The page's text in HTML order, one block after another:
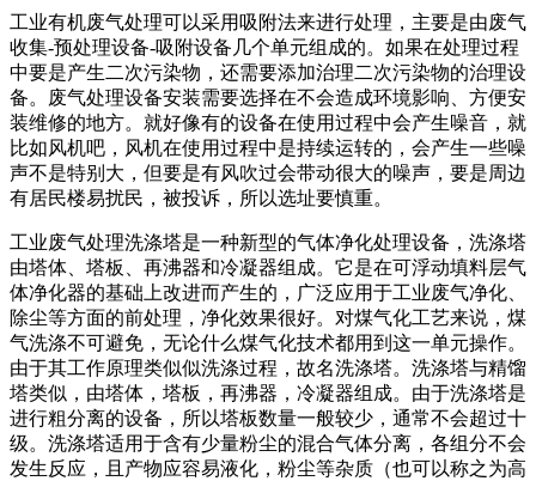
工业有机废气处理可以采用吸附法来进行处理，主要是由废气
收集-预处理设备-吸附设备几个单元组成的。如果在处理过程
中要是产生二次污染物，还需要添加治理二次污染物的治理设
备。废气处理设备安装需要选择在不会造成环境影响、方便安
装维修的地方。就好像有的设备在使用过程中会产生噪音，就
比如风机吧，风机在使用过程中是持续运转的，会产生一些噪
声不是特别大，但要是有风吹过会带动很大的噪声，要是周边
有居民楼易扰民，被投诉，所以选址要慎重。
工业废气处理洗涤塔是一种新型的气体净化处理设备，洗涤塔
由塔体、塔板、再沸器和冷凝器组成。它是在可浮动填料层气
体净化器的基础上改进而产生的，广泛应用于工业废气净化、
除尘等方面的前处理，净化效果很好。对煤气化工艺来说，煤
气洗涤不可避免，无论什么煤气化技术都用到这一单元操作。
由于其工作原理类似似洗涤过程，故名洗涤塔。洗涤塔与精馏
塔类似，由塔体，塔板，再沸器，冷凝器组成。由于洗涤塔是
进行粗分离的设备，所以塔板数量一般较少，通常不会超过十
级。洗涤塔适用于含有少量粉尘的混合气体分离，各组分不会
发生反应，且产物应容易液化，粉尘等杂质（也可以称之为高